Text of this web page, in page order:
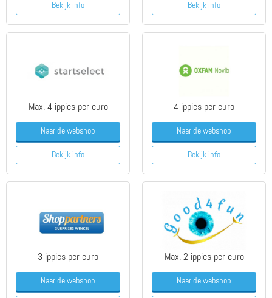
Bekijk info Bekijk info
Max. 4 ippies per euro
Naar de webshop
Bekijk info
4 ippies per euro
Naar de webshop
Bekijk info
3 ippies per euro
Naar de webshop
Max. 2 ippies per euro
Naar de webshop